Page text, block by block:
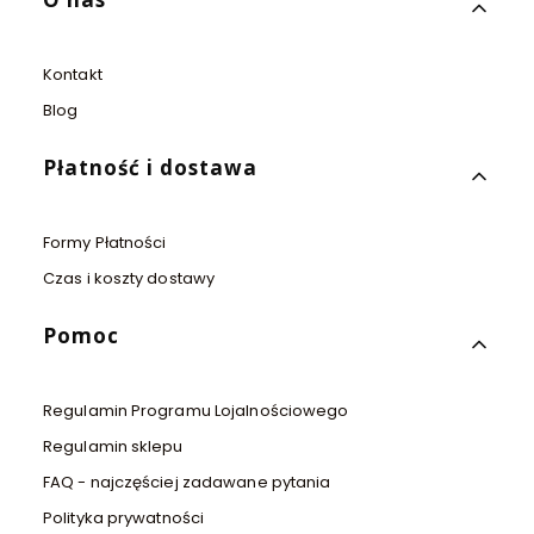
Kontakt
Blog
Płatność i dostawa
Formy Płatności
Czas i koszty dostawy
Pomoc
Regulamin Programu Lojalnościowego
Regulamin sklepu
FAQ - najczęściej zadawane pytania
Polityka prywatności